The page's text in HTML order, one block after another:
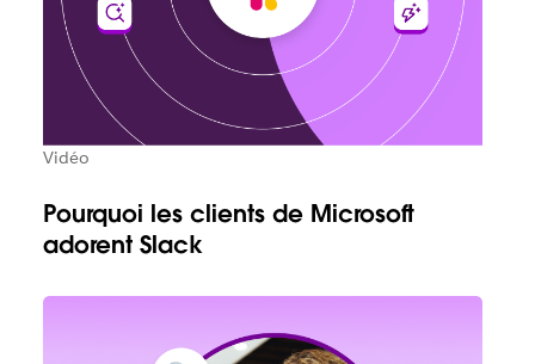
Vidéo
Pourquoi les clients de Microsoft
adorent Slack